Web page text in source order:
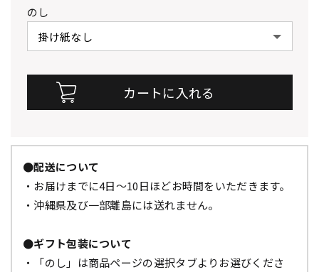
のし
●配送について
・お届けまでに4日～10日ほどお時間をいただきます。
・沖縄県及び一部離島には送れません。
●ギフト包装について
・「のし」は商品ページの選択タブよりお選びくださ